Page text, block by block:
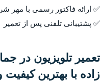
✅ ارائه فاکتور رسمی با مهر
✅ پشتیبانی تلفنی پس از تعمیر
تعمیر تلویزیون در
زاده با بهترین